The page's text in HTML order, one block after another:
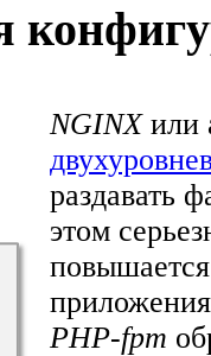
NGINXили
раздавать
этом
PHP-fpm